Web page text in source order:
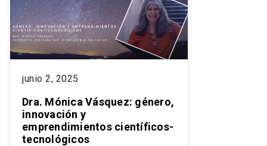
junio 2, 2025
Dra. Mónica Vásquez: género,
innovación y
emprendimientos científicos-
tecnológicos